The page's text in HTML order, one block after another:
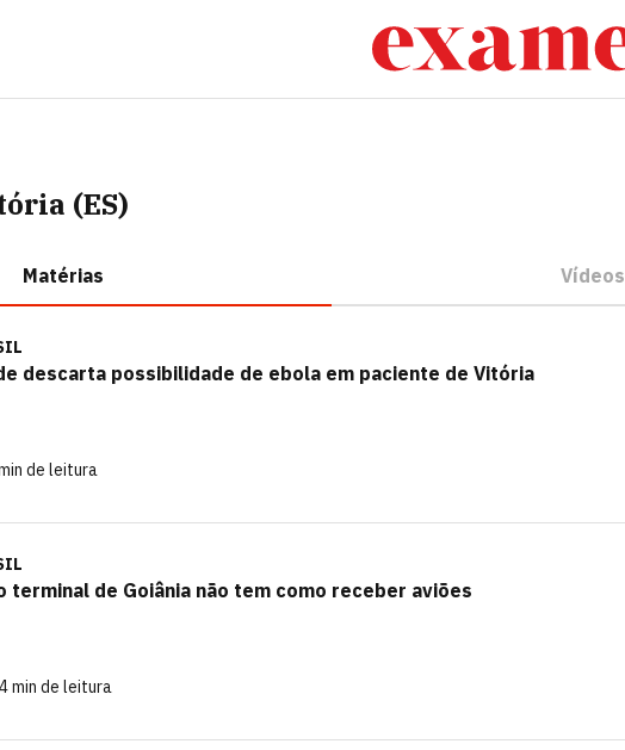
(ES)
Matérias Vídeos
descarta possibilidade de ebola em paciente de Vitória
de leitura
terminal de Goiânia não tem como receber aviões
min de leitura